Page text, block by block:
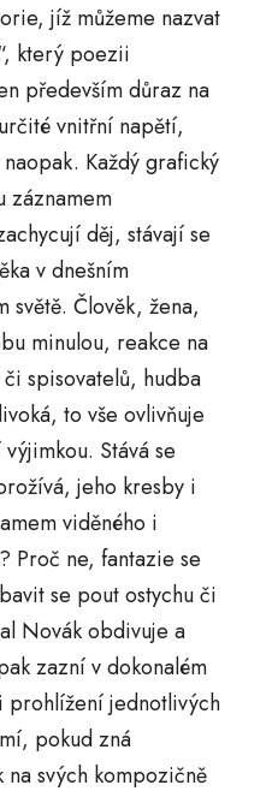
jíž můžeme nazvat
který poezii
především důraz na
vnitřní napětí,
Každý grafický
záznamem
děj, stávají se
v dnešním
světě. Člověk, žena,
minulou, reakce na
spisovatelů, hudba
to vše ovlivňuje
Stává se
jeho kresby i
viděného i
Proč ne, fantazie se
se pout ostychu či
Novák obdivuje a
zazní v dokonalém
prohlížení jednotlivých
pokud zná
svých kompozičně